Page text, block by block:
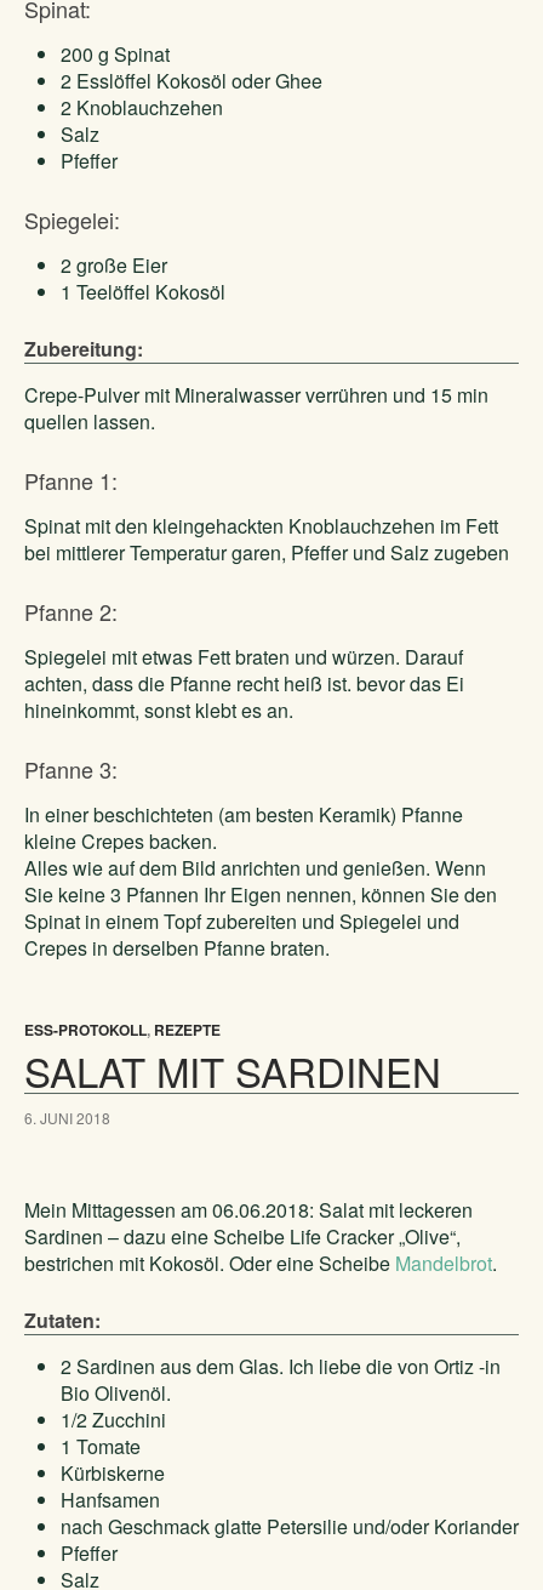
Spinat:
200 g Spinat
2 Esslöffel Kokosöl oder Ghee
2 Knoblauchzehen
Salz
Pfeffer
Spiegelei:
2 große Eier
1 Teelöffel Kokosöl
Zubereitung:
Crepe-Pulver mit Mineralwasser verrühren und 15 min
quellen lassen.
Pfanne 1:
Spinat mit den kleingehackten Knoblauchzehen im Fett
bei mittlerer Temperatur garen, Pfeffer und Salz zugeben
Pfanne 2:
Spiegelei mit etwas Fett braten und würzen. Darauf
achten, dass die Pfanne recht heiß ist. bevor das Ei
hineinkommt, sonst klebt es an.
Pfanne 3:
In einer beschichteten (am besten Keramik) Pfanne
kleine Crepes backen.
Alles wie auf dem Bild anrichten und genießen. Wenn
Sie keine 3 Pfannen Ihr Eigen nennen, können Sie den
Spinat in einem Topf zubereiten und Spiegelei und
Crepes in derselben Pfanne braten.
ESS-PROTOKOLL, REZEPTE
SALAT MIT SARDINEN
6. JUNI 2018
Mein Mittagessen am 06.06.2018: Salat mit leckeren
Sardinen – dazu eine Scheibe Life Cracker „Olive“,
bestrichen mit Kokosöl. Oder eine Scheibe Mandelbrot.
Zutaten:
2 Sardinen aus dem Glas. Ich liebe die von Ortiz -in
Bio Olivenöl.
1/2 Zucchini
1 Tomate
Kürbiskerne
Hanfsamen
nach Geschmack glatte Petersilie und/oder Koriander
Pfeffer
Salz